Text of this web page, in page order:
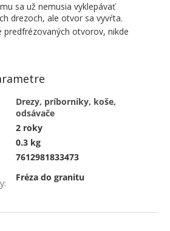
sa už nemusia vyklepávať
drezoch, ale otvor sa vyvŕta.
predfrézovaných otvorov, nikde
Drezy, príborníky, koše,
odsávače
2 roky
0.3 kg
7612981833473
:
Fréza do granitu